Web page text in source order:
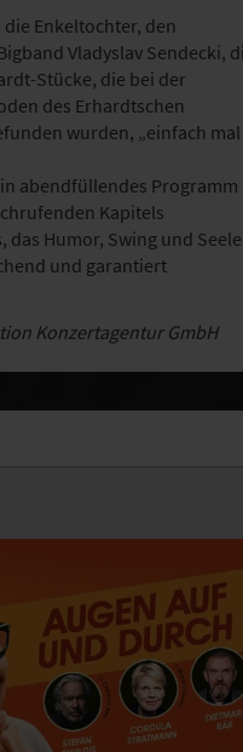
Enkeltochter, den
Vladyslav Sendecki,
Stücke, die bei der
des Erhardtschen
wurden, „einfach mal
abendfüllendes Programm
Kapitels
Humor, Swing und Seele
und garantiert
Konzertagentur GmbH